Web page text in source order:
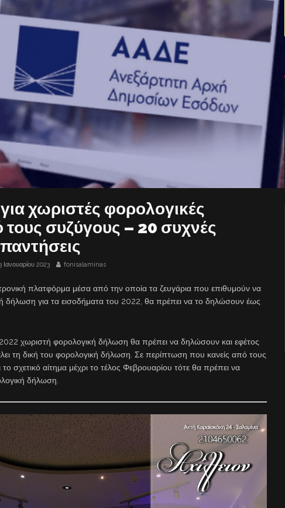
χωριστές φορολογικές
συζύγους – 20 συχνές
Ιανουαρίου 2023 fonisalaminas
πλατφόρμα μέσα από την οποία τα ζευγάρια που επιθυμούν να
δήλωση για τα εισοδήματα του 2022, θα πρέπει να το δηλώσουν έως
χωριστή φορολογική δήλωση θα πρέπει να δηλώσουν και εφέτος
τη δική του φορολογική δήλωση. Σε περίπτωση που κανείς από τους
σχετικό αίτημα μέχρι το τέλος Φεβρουαρίου τότε θα πρέπει να
δήλωση.